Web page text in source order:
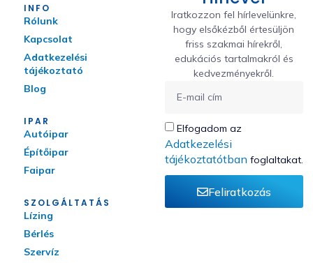
INFO
Rólunk
Kapcsolat
Adatkezelési
tájékoztató
Blog
IPAR
Autóipar
Építőipar
Faipar
SZOLGÁLTATÁS
Lízing
Bérlés
Szervíz
Iratkozzon fel hírlevelünkre,
hogy elsőkézből értesüljön
friss szakmai hírekről,
edukációs tartalmakról és
kedvezményekről.
Elfogadom az
Adatkezelési
tájékoztatótban foglaltakat.
Feliratkozás